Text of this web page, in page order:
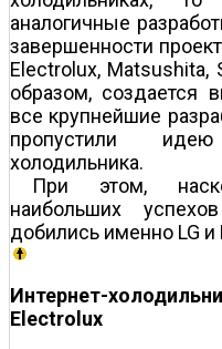
аналогичные
завершенности
Electrolux, Matsushita,
образом, создается
все крупнейшие
пропустили
холодильника.
При этом,
наибольших
добились именно LG и
Интернет-
Electrolux